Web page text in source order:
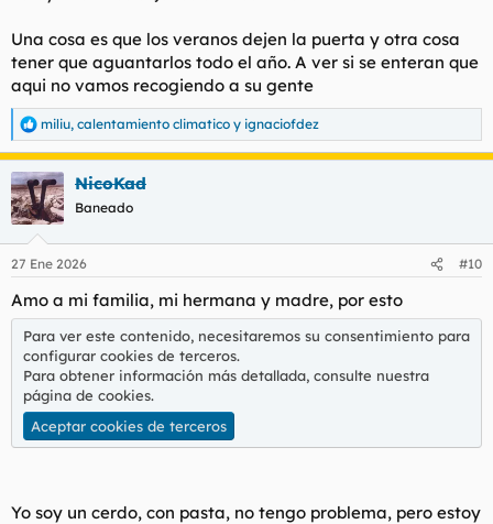
Una cosa es que los veranos dejen la puerta y otra cosa
tener que aguantarlos todo el año. A ver si se enteran que
aqui no vamos recogiendo a su gente
R
e
a
c
c
i
e
:
miliu, calentamiento climatico y ignaciofdez
NicoKad
Baneado
27 Ene 2026 #10
Amo a mi familia, mi hermana y madre, por esto
Para ver este contenido, necesitaremos su consentimiento para
configurar cookies de terceros.
Para obtener información más detallada, consulte nuestra
página de cookies.
Aceptar cookies de terceros
Yo soy un cerdo, con pasta, no tengo problema, pero estoy